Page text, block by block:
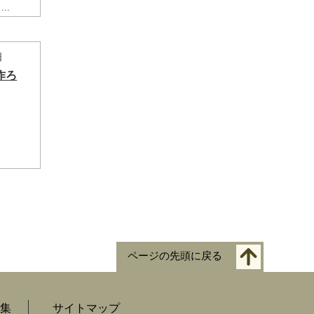
ろ
ページの先頭に戻る
サイトマップ